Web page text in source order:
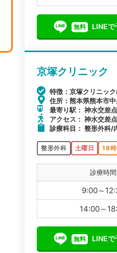
無料 LINEで
京塚クリニック
特徴：京塚クリニッ
住所：熊本県熊本市
最寄り駅： 神水交
アクセス： 神水交差
診療科目： 整形外科/
整形外科 土曜日 18
診療時間
9:00～
14:00～
無料 LINEで